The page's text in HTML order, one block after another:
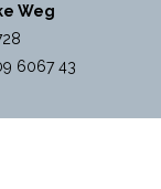
Weg
6067 43